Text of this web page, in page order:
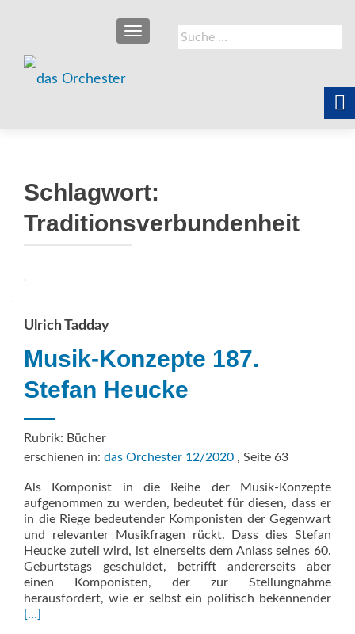
Suche
nach:
SCHALTE NAVIGATION
Schlagwort:
Traditionsverbundenheit
Ulrich Tadday
Musik-Konzepte 187.
Stefan Heucke
Rubrik: Bücher
erschienen in: das Orchester 12/2020 , Seite 63
Als Komponist in die Reihe der Musik-Konzepte
aufgenommen zu werden, bedeutet für diesen, dass er
in die Riege bedeutender Komponisten der Gegenwart
und relevanter Musikfragen rückt. Dass dies Stefan
Heucke zuteil wird, ist einerseits dem Anlass seines 60.
Geburtstags geschuldet, betrifft andererseits aber
einen Komponisten, der zur Stellungnahme
herausfordert, wie er selbst ein politisch bekennender
[…]